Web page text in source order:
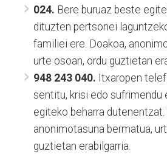
024. Bere buruaz beste
dituzten pertsonei
familiei ere. Doakoa,
urte osoan, ordu guztietan
948 243 040. Itxaropen
sentitu, krisi edo sufrimendu
egiteko beharra dutenentzat.
anonimotasuna bermatua,
guztietan erabilgarria.